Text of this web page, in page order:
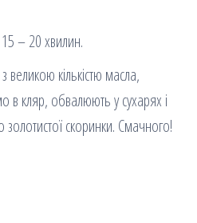
– 20 хвилин.
великою кількістю масла,
в кляр, обвалюють у сухарях і
золотистої скоринки. Смачного!